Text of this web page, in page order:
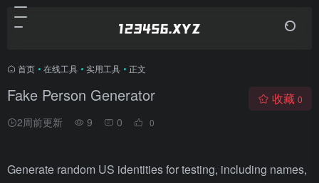
首页 • 在线工具 • 实用工具 • 正文
Fake Person Generator
2周前更新 9 0 0
收藏 0
Generate random US identities for testing, including names,